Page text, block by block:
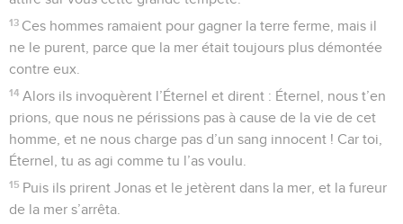
13 Ces hommes ramaient pour gagner la terre ferme, mais il
ne le purent, parce que la mer était toujours plus démontée
contre eux.
14 Alors ils invoquèrent l’Éternel et dirent : Éternel, nous t’en
prions, que nous ne périssions pas à cause de la vie de cet
homme, et ne nous charge pas d’un sang innocent ! Car toi,
Éternel, tu as agi comme tu l’as voulu.
15 Puis ils prirent Jonas et le jetèrent dans la mer, et la fureur
de la mer s’arrêta.